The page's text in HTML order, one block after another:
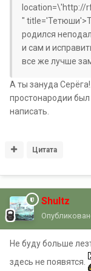
location=\'http://
"
родился
и сам и
все же лучше
А ты зануда
простонародии
написать.
Цитата
Shultz
Не буду больше
здесь не появятся.